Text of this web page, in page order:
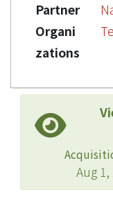
Partner
Organi
zations
Aug 1,